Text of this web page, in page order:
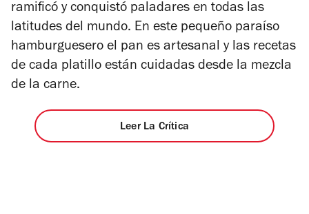
ramificó y conquistó paladares en todas las
latitudes del mundo. En este pequeño paraíso
hamburguesero el pan es artesanal y las recetas
de cada platillo están cuidadas desde la mezcla
de la carne.
Leer La Crítica